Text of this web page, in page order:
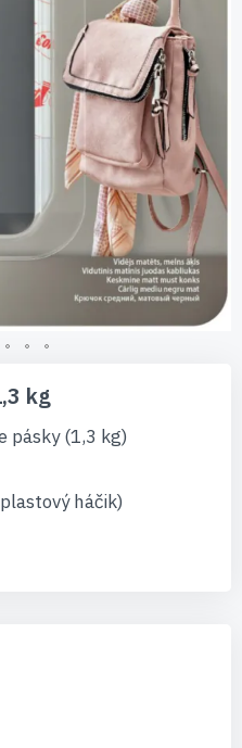
kg
pásky (1,3 kg)
háčik)